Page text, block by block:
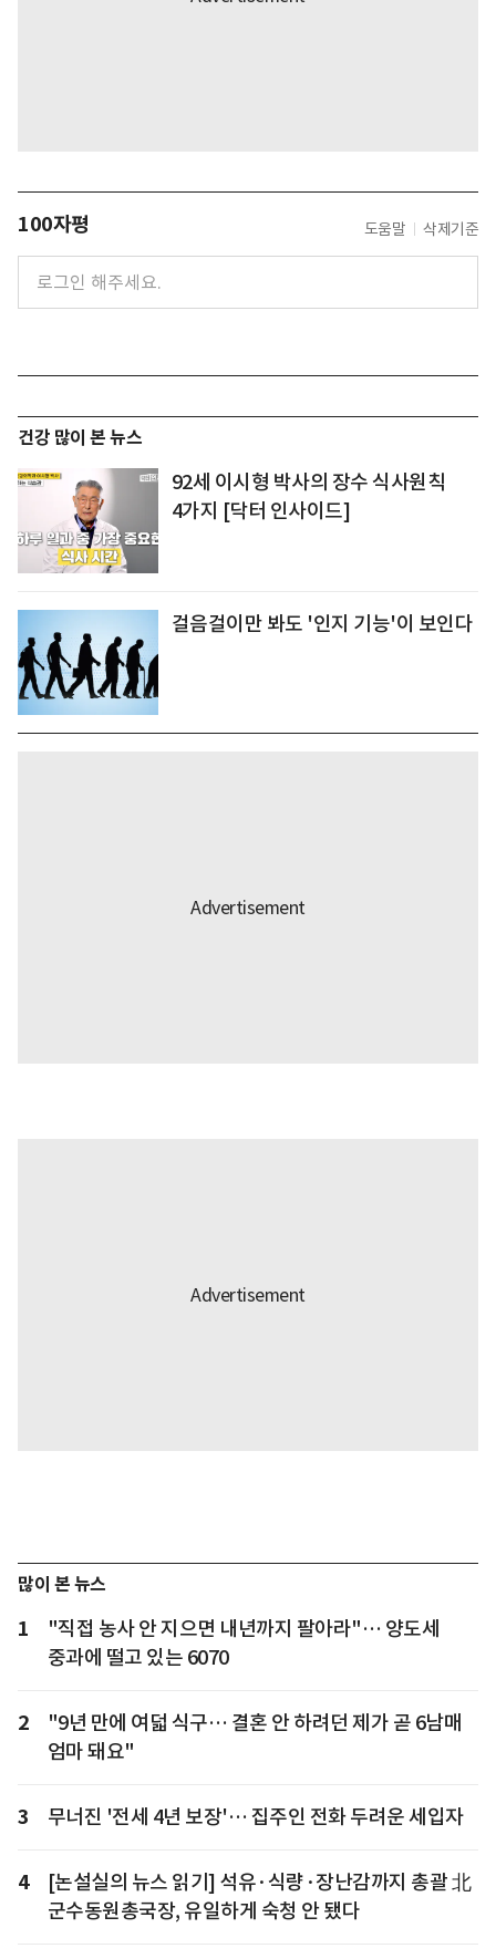
100자평 도움말 삭제기준
건강 많이 본 뉴스
92세 이시형 박사의 장수 식사원칙
4가지 [닥터 인사이드]
걸음걸이만 봐도 '인지 기능'이 보인다
많이 본 뉴스
1
"직접 농사 안 지으면 내년까지 팔아라"… 양도세
중과에 떨고 있는 6070
2
"9년 만에 여덟 식구… 결혼 안 하려던 제가 곧 6남매
엄마 돼요"
3 무너진 '전세 4년 보장'… 집주인 전화 두려운 세입자
4
[논설실의 뉴스 읽기] 석유·식량·장난감까지 총괄 北
군수동원총국장, 유일하게 숙청 안 됐다